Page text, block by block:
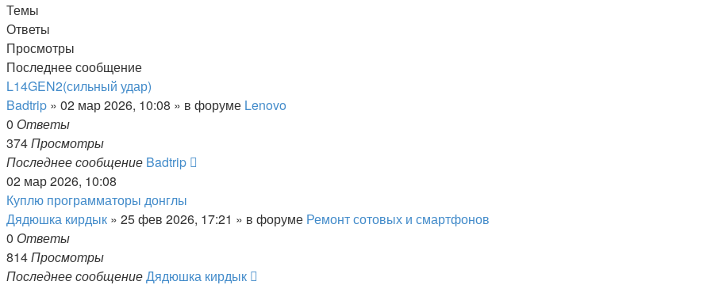
Темы
Ответы
Просмотры
Последнее сообщение
L14GEN2(сильный удар)
Badtrip » 02 мар 2026, 10:08 » в форуме Lenovo
0 Ответы
374Просмотры
Последнее сообщение Badtrip
02 мар 2026, 10:08
Куплю программаторы донглы
Дядюшка кирдык » 25 фев 2026, 17:21 » в форуме Ремонт сотовых и смартфонов
0 Ответы
814Просмотры
Последнее сообщениеДядюшка кирдык